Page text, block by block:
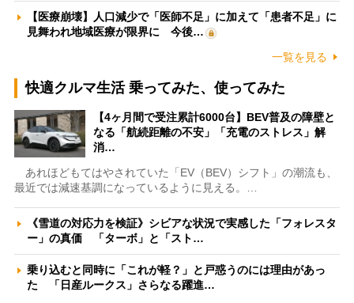
【医療崩壊】人口減少で「医師不足」に加えて「患者不足」に
見舞われ地域医療が限界に 今後…
一覧を見る
快適クルマ生活 乗ってみた、使ってみた
【4ヶ月間で受注累計6000台】BEV普及の障壁と
なる「航続距離の不安」「充電のストレス」解
消…
あれほどもてはやされていた「EV（BEV）シフト」の潮流も、
最近では減速基調になっているように見える。…
《雪道の対応力を検証》シビアな状況で実感した「フォレスタ
ー」の真価 「ターボ」と「スト…
乗り込むと同時に「これが軽？」と戸惑うのには理由があっ
た 「日産ルークス」さらなる躍進…